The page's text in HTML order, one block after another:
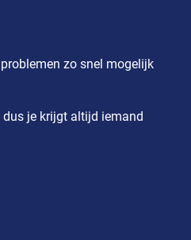
zo snel mogelijk
dus je krijgt altijd iemand